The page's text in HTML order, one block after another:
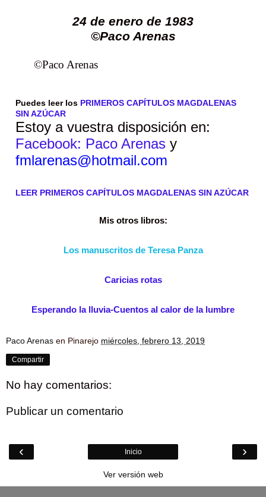
24 de enero de 1983
©Paco Arenas
©Paco Arenas
Puedes leer los PRIMEROS CAPÍTULOS MAGDALENAS
SIN AZÚCAR
Estoy a vuestra disposición en:
Facebook: Paco Arenas y
fmlarenas@hotmail.com
LEER PRIMEROS CAPÍTULOS MAGDALENAS SIN AZÚCAR
Mis otros libros:
Los manuscritos de Teresa Panza
Caricias rotas
Esperando la lluvia-Cuentos al calor de la lumbre
Paco Arenas en Pinarejo miércoles, febrero 13, 2019
Compartir
No hay comentarios:
Publicar un comentario
‹ ›
Inicio
Ver versión web